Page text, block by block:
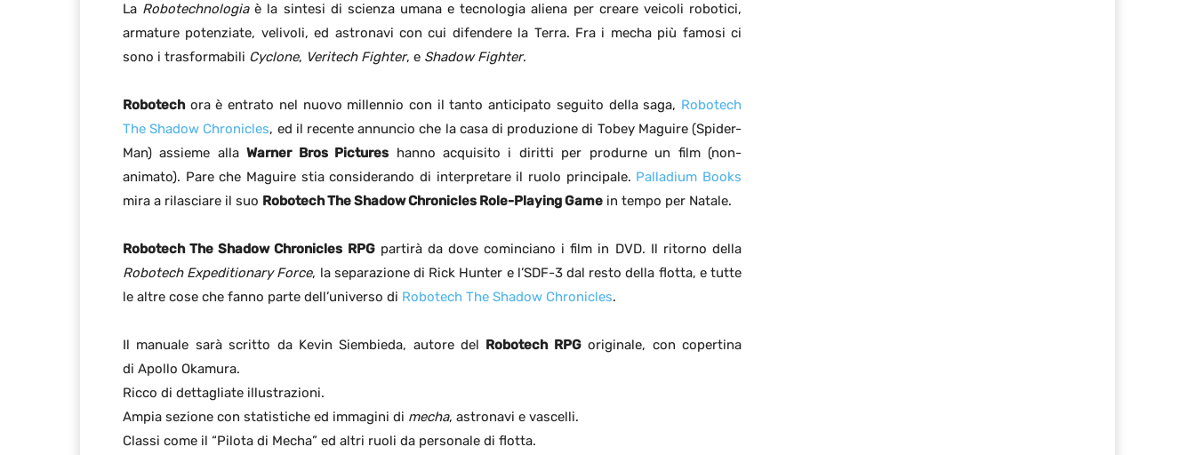
La Robotechnologiaè la sintesi di scienza umana e tecnologia aliena per creare veicoli robotici,
armature potenziate, velivoli, ed astronavi con cui difendere la Terra. Fra i mecha più famosi ci
sono i trasformabili Cyclone, Veritech Fighter, e Shadow Fighter.
Robotechora è entrato nel nuovo millennio con il tanto anticipato seguito della saga, Robotech
The Shadow Chronicles, ed il recente annuncio che la casa di produzione di Tobey Maguire (Spider-
Man) assieme allaWarner Bros Pictures hanno acquisito i diritti per produrne un film (non-
animato). Pare che Maguire stia considerando di interpretare il ruolo principale. Palladium Books
mira a rilasciare il suo Robotech The Shadow Chronicles Role-Playing Game in tempo per Natale.
Robotech The Shadow Chronicles RPGpartirà da dove cominciano i film in DVD. Il ritorno della
Robotech Expeditionary Force, la separazione di Rick Hunter e l’SDF-3 dal resto della flotta, e tutte
le altre cose che fanno parte dell’universo di Robotech The Shadow Chronicles.
Il manuale sarà scritto da Kevin Siembieda, autore del Robotech RPGoriginale, con copertina
di Apollo Okamura.
Ricco di dettagliate illustrazioni.
Ampia sezione con statistiche ed immagini di mecha, astronavi e vascelli.
Classi come il “Pilota di Mecha” ed altri ruoli da personale di flotta.